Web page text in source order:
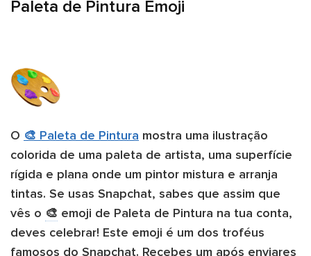
Paleta de Pintura Emoji
O 🎨 Paleta de Pintura mostra uma ilustração
colorida de uma paleta de artista, uma superfície
rígida e plana onde um pintor mistura e arranja
tintas. Se usas Snapchat, sabes que assim que
vês o 🎨 emoji de Paleta de Pintura na tua conta,
deves celebrar! Este emoji é um dos troféus
famosos do Snapchat. Recebes um após enviares